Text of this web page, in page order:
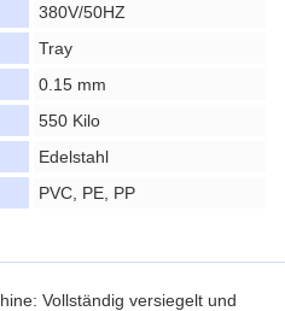
380V/50HZ
Tray
0.15 mm
550 Kilo
Edelstahl
PVC, PE, PP
Vollständig versiegelt und